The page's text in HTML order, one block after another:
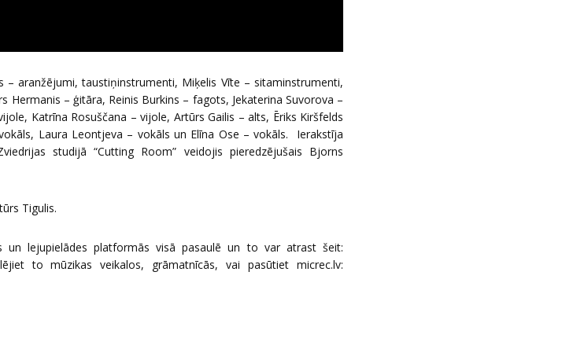
– aranžējumi, taustiņinstrumenti, Miķelis Vīte – sitaminstrumenti,
Hermanis – ģitāra, Reinis Burkins – fagots, Jekaterina Suvorova –
Katrīna Rosuščana – vijole, Artūrs Gailis – alts, Ēriks Kiršfelds
Laura Leontjeva – vokāls un Elīna Ose – vokāls. Ierakstīja
studijā “Cutting Room” veidojis pieredzējušais Bjorns
Tigulis.
un lejupielādes platformās visā pasaulē un to var atrast šeit:
to mūzikas veikalos, grāmatnīcās, vai pasūtiet micrec.lv: